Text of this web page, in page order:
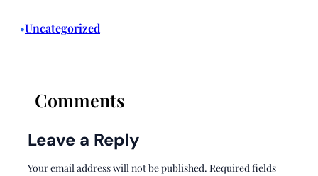
•Uncategorized
Comments
Leave a Reply
Your email address will not be published. Required fields